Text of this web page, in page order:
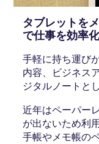
タブレットを
で仕事を効率
手軽に持ち運び
内容、ビジネス
ジタルノートと
近年はペーパー
が出ないため利
手帳やメモ帳の